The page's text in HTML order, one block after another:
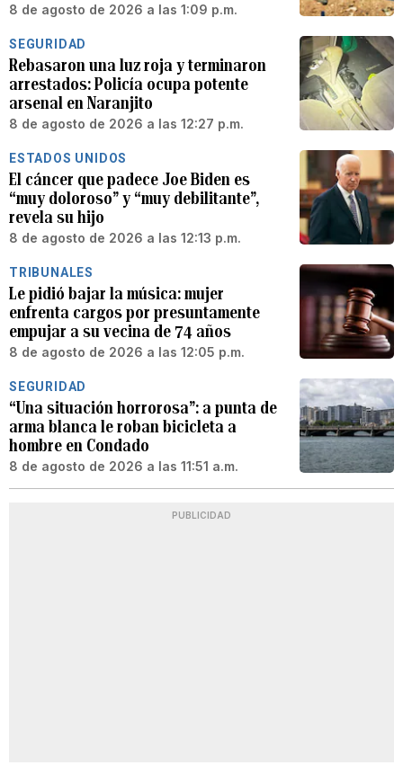
8 de agosto de 2026 a las 1:09 p.m.
SEGURIDAD
Rebasaron una luz roja y terminaron
arrestados: Policía ocupa potente
arsenal en Naranjito
8 de agosto de 2026 a las 12:27 p.m.
ESTADOS UNIDOS
El cáncer que padece Joe Biden es
“muy doloroso” y “muy debilitante”,
revela su hijo
8 de agosto de 2026 a las 12:13 p.m.
TRIBUNALES
Le pidió bajar la música: mujer
enfrenta cargos por presuntamente
empujar a su vecina de 74 años
8 de agosto de 2026 a las 12:05 p.m.
SEGURIDAD
“Una situación horrorosa”: a punta de
arma blanca le roban bicicleta a
hombre en Condado
8 de agosto de 2026 a las 11:51 a.m.
PUBLICIDAD